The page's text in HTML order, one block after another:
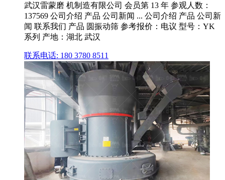
武汉雷蒙磨 机制造有限公司 会员第 13 年 参观人数：
137569 公司介绍 产品 公司新闻 ... 公司介绍 产品 公司新
闻 联系我们 产品 圆振动筛 参考报价：电议 型号：YK
系列 产地：湖北 武汉
联系电话: 180 3780 8511